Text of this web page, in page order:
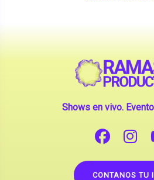
Shows en vivo.
CONTANOS TU